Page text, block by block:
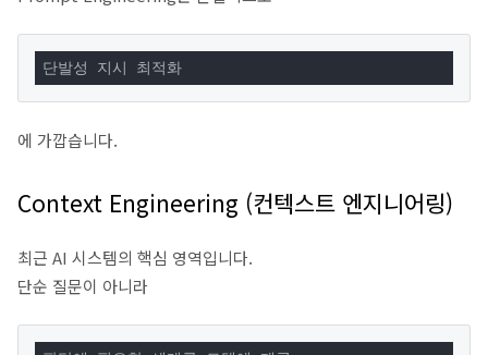
단발성 지시 최적화
에 가깝습니다.
Context Engineering (컨텍스트 엔지니어링)
최근 AI 시스템의 핵심 영역입니다.
단순 질문이 아니라